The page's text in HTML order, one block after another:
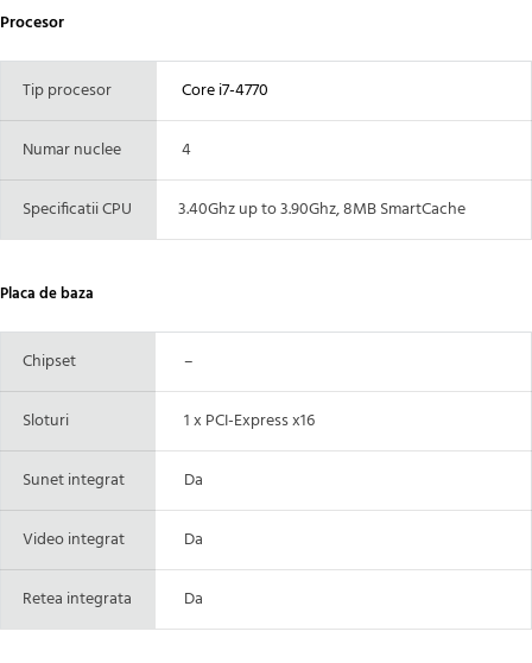
Procesor
Tip procesor Core i7-4770
Numar nuclee 4
Specificatii CPU 3.40Ghz up to 3.90Ghz, 8MB SmartCache
Placa de baza
Chipset –
Sloturi 1 x PCI-Express x16
Sunet integrat Da
Video integrat Da
Retea integrata Da